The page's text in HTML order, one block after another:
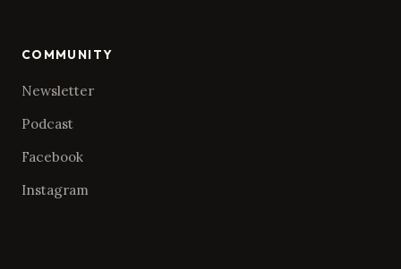
COMMUNITY
Newsletter
Podcast
Facebook
Instagram